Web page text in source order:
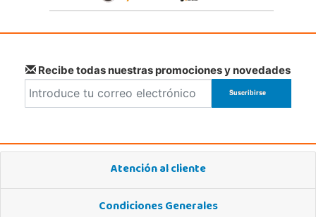
Recibe todas nuestras promociones y novedades
Atención al cliente
Condiciones Generales